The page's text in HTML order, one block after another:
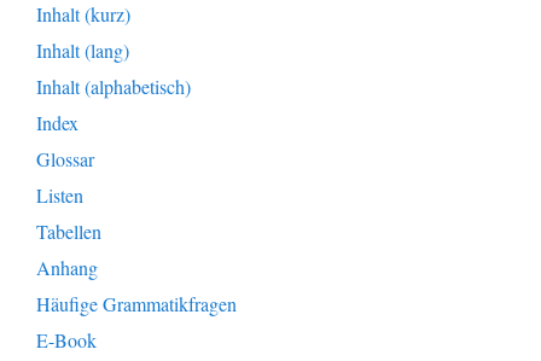
Inhalt (kurz)
Inhalt (lang)
Inhalt (alphabetisch)
Index
Glossar
Listen
Tabellen
Anhang
Häufige Grammatikfragen
E-Book